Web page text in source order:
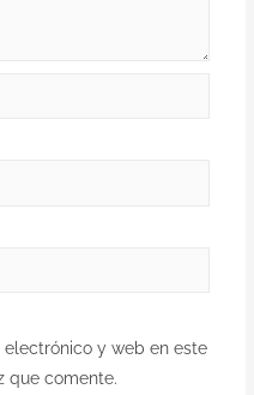
y web en este
que comente.